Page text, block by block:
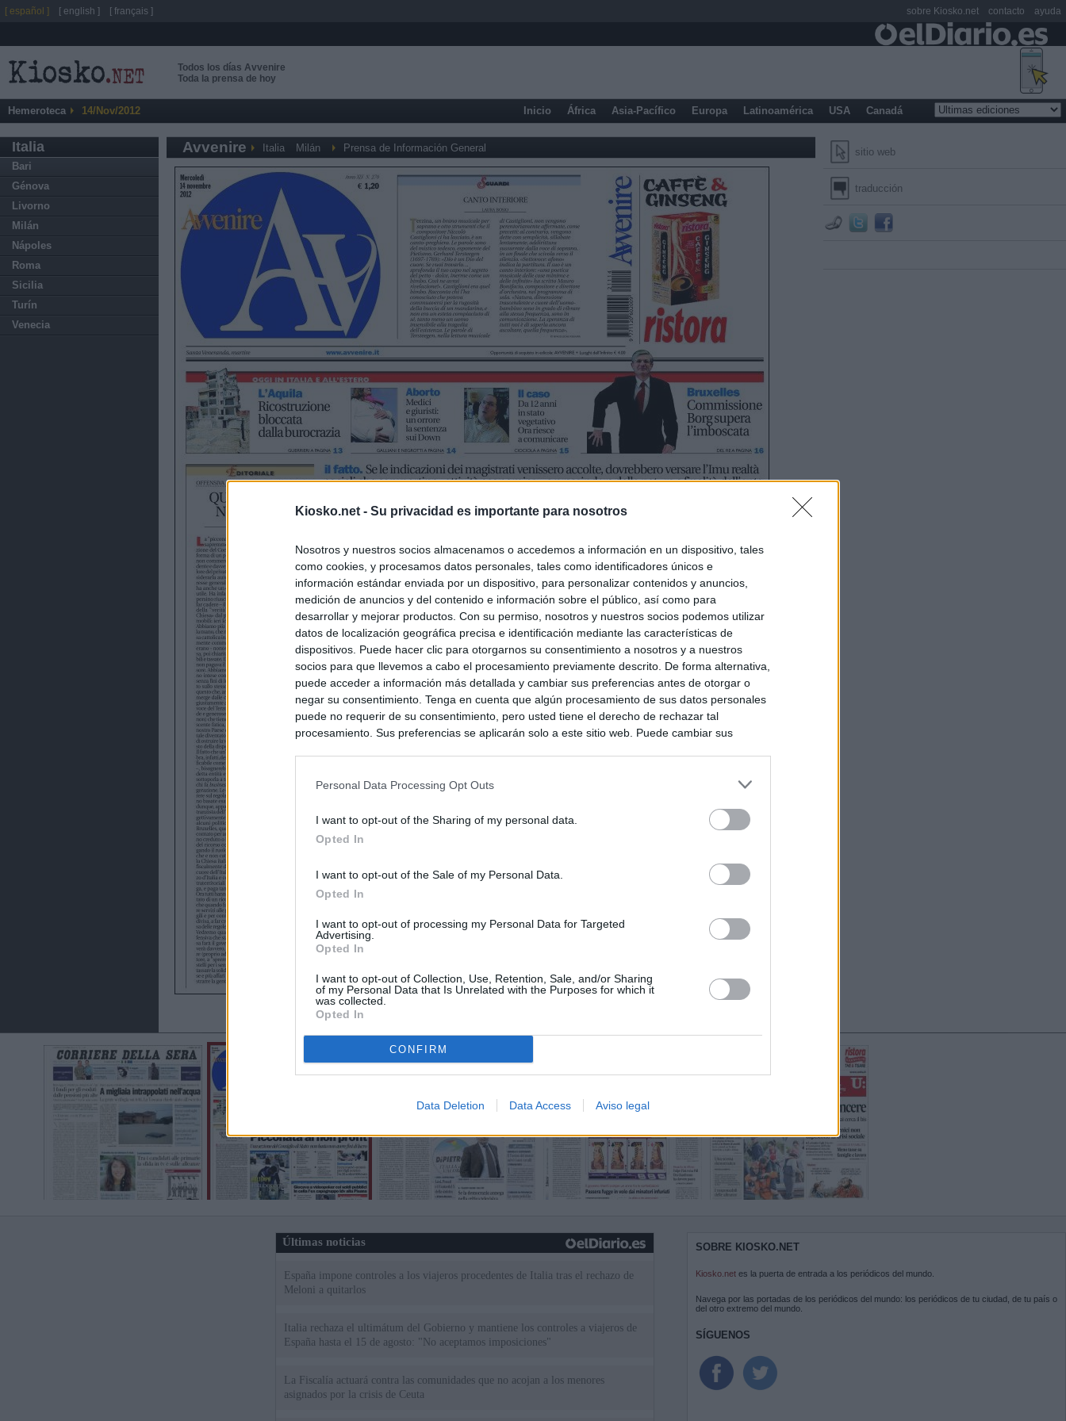
Kiosko.net - Su privacidad es importante para nosotros
Nosotros y nuestros socios almacenamos o accedemos a información en un dispositivo, tales
como cookies, y procesamos datos personales, tales como identificadores únicos e
información estándar enviada por un dispositivo, para personalizar contenidos y anuncios,
medición de anuncios y del contenido e información sobre el público, así como para
desarrollar y mejorar productos. Con su permiso, nosotros y nuestros socios podemos utilizar
datos de localización geográfica precisa e identificación mediante las características de
dispositivos. Puede hacer clic para otorgarnos su consentimiento a nosotros y a nuestros
socios para que llevemos a cabo el procesamiento previamente descrito. De forma alternativa,
puede acceder a información más detallada y cambiar sus preferencias antes de otorgar o
negar su consentimiento. Tenga en cuenta que algún procesamiento de sus datos personales
puede no requerir de su consentimiento, pero usted tiene el derecho de rechazar tal
procesamiento. Sus preferencias se aplicarán solo a este sitio web. Puede cambiar sus
Personal Data Processing Opt Outs
I want to opt-out of the Sharing of my personal data.
Opted In
I want to opt-out of the Sale of my Personal Data.
Opted In
I want to opt-out of processing my Personal Data for Targeted
Advertising.
Opted In
I want to opt-out of Collection, Use, Retention, Sale, and/or Sharing
of my Personal Data that Is Unrelated with the Purposes for which it
was collected.
Opted In
CONFIRM
Data Deletion Data Access Aviso legal
Todos los días Avvenire
Toda la prensa de hoy
Hemeroteca 14/Nov/2012 Inicio África Asia-Pacífico Europa Latinoamérica USA Canadá
Italia
Bari
Génova
Livorno
Milán
Nápoles
Roma
Sicilia
Turín
Venecia
sitio web
traducción
Avvenire Italia Milán Prensa de Información General
Últimas noticias
España impone controles a los viajeros procedentes de Italia tras el rechazo de
Meloni a quitarlos
Italia rechaza el ultimátum del Gobierno y mantiene los controles a viajeros de
España hasta el 15 de agosto: "No aceptamos imposiciones"
La Fiscalía actuará contra las comunidades que no acojan a los menores
asignados por la crisis de Ceuta
SOBRE KIOSKO.NET
Kiosko.net es la puerta de entrada a los periódicos del mundo.
Navega por las portadas de los periódicos del mundo: los periódicos de tu ciudad, de tu país o
del otro extremo del mundo.
SÍGUENOS
[ español ] [ english ] [ français ] sobre Kiosko.net contacto ayuda